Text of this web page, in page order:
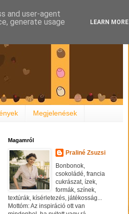
Megjelenések
Magamról
Praliné Zsuzsi
Bonbonok,
csokoládé, francia
cukrászat, ízek,
formák, színek,
textúrák, kísérletezés, játékosság...
Mottóm: Az inspiráció ott van
and user-agent
generate usage
LEARN MORE